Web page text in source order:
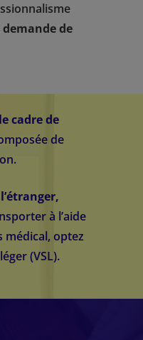
de
cadre de
de
à l’aide
médical, optez
(VSL).